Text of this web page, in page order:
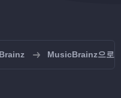
MusicBrainz으로